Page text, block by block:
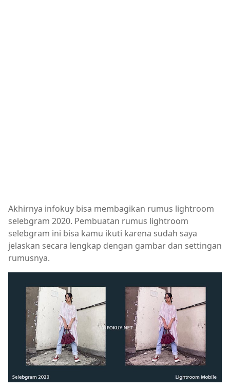
Akhirnya infokuy bisa membagikan rumus lightroom
selebgram 2020. Pembuatan rumus lightroom
selebgram ini bisa kamu ikuti karena sudah saya
jelaskan secara lengkap dengan gambar dan settingan
rumusnya.